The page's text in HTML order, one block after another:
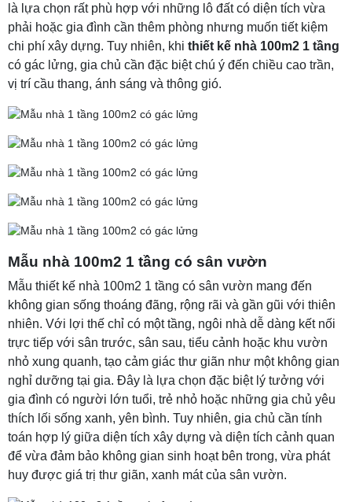
là lựa chọn rất phù hợp với những lô đất có diện tích vừa
phải hoặc gia đình cần thêm phòng nhưng muốn tiết kiệm
chi phí xây dựng. Tuy nhiên, khi thiết kế nhà 100m2 1 tầng
có gác lửng, gia chủ cần đặc biệt chú ý đến chiều cao trần,
vị trí cầu thang, ánh sáng và thông gió.
Mẫu nhà 100m2 1 tầng có sân vườn
Mẫu thiết kế nhà 100m2 1 tầng có sân vườn mang đến
không gian sống thoáng đãng, rộng rãi và gần gũi với thiên
nhiên. Với lợi thế chỉ có một tầng, ngôi nhà dễ dàng kết nối
trực tiếp với sân trước, sân sau, tiểu cảnh hoặc khu vườn
nhỏ xung quanh, tạo cảm giác thư giãn như một không gian
nghỉ dưỡng tại gia. Đây là lựa chọn đặc biệt lý tưởng với
gia đình có người lớn tuổi, trẻ nhỏ hoặc những gia chủ yêu
thích lối sống xanh, yên bình. Tuy nhiên, gia chủ cần tính
toán hợp lý giữa diện tích xây dựng và diện tích cảnh quan
để vừa đảm bảo không gian sinh hoạt bên trong, vừa phát
huy được giá trị thư giãn, xanh mát của sân vườn.